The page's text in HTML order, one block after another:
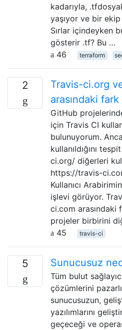
kadarıyla,
yaşıyor ve bir
Sırlar içindeyken
gösterir .tf? Bu …
46
terraform
2
Travis-ci.org
arasındaki
GitHub
için Travis CI
bulunuyorum.
kullanıldığını
ci.org/ diğerleri
https://travis-
Kullanıcı
işlevi görüyor.
ci.com arasındaki
projeler birbirini
45
travis-ci
5 Sunucusuz
Tüm bulut
çözümlerini
sunucusuzun,
yazılımlarını
geçeceği ve